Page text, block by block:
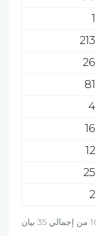
1
213
26
81
4
16
12
25
2